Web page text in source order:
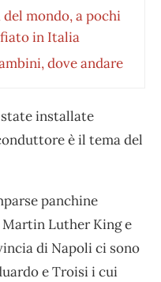
del mondo, a pochi
in Italia
dove andare
installate
è il tema del
panchine
Martin Luther King e
di Napoli ci sono
e Troisi i cui